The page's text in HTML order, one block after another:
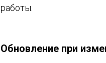
работы.
Обновление при